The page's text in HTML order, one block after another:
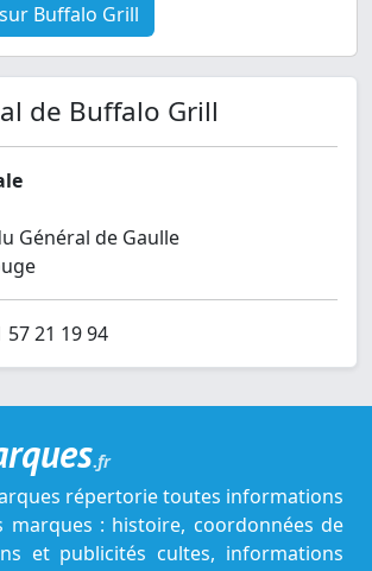
Buffalo Grill
de Buffalo Grill
Général de Gaulle
57 21 19 94
.fr
répertorie toutes informations
marques : histoire, coordonnées de
et publicités cultes, informations